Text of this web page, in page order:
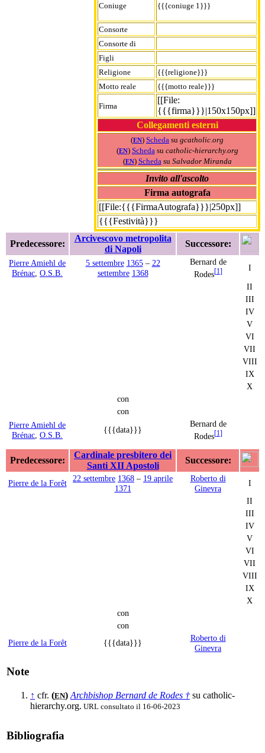
Coniuge {{{coniuge 1}}}
Consorte
Consorte di
Figli
Religione
{{{religione}}}
Motto reale
{{{motto reale}}}
Firma
[[File:
{{{firma}}}|150x150px]]
Collegamenti esterni
(EN) Scheda su gcatholic.org
(EN) Scheda su catholic-hierarchy.org
(EN) Scheda su Salvador Miranda
Invito all'ascolto
Firma autografa
[[File:{{{FirmaAutografa}}}|250px]]
{{{Festività}}}
Predecessore:
Arcivescovo metropolita
di Napoli
Successore:
Pierre Amiehl de
Brénac O.S.B.
5 settembre 1365– 22
settembre 1368
Bernard de
Rodes[1]
I
II
III
IV
V
VI
VII
VIII
IX
X
con
con
Pierre Amiehl de
Brénac O.S.B.
{{{data}}}
Bernard de
Rodes[1]
Predecessore:
Cardinale presbitero dei
Santi XII Apostoli
Successore:
Pierre de la Forêt 22 settembre 1368 – 19 aprile
1371
Roberto di
Ginevra
I
II
III
IV
V
VI
VII
VIII
IX
X
con
con
Pierre de la Forêt
{{{data}}}
Roberto di
Ginevra
Note
↑ cfr. (EN) Archbishop Bernard de Rodes † su catholic-
hierarchy.org. URL consultato il 16-06-2023
Bibliografia